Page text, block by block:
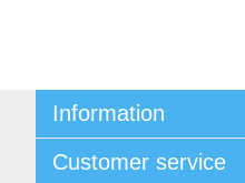
Information
Voorwaarden
Customer service